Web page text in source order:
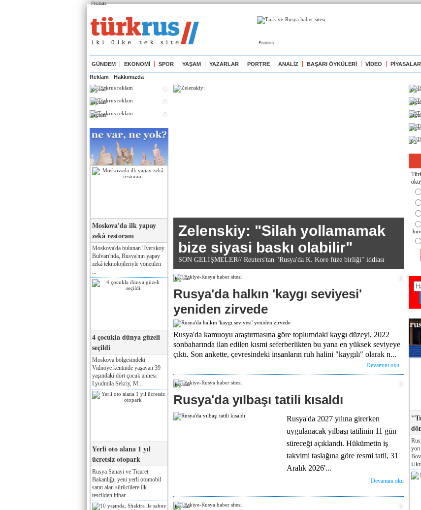
Реклама
Реклама
GÜNDEM EKONOMİ SPOR YAŞAM YAZARLAR PORTRE ANALİZ BAŞARI ÖYKÜLERİ VİDEO PİYASALAR
Reklam Hakkımızda
Реклама
Реклама
Реклама
Moskova'da ilk yapay
zekâ restoranı
Moskova'da bulunan Tverskoy
Bulvarı'nda, Rusya'nın yapay
zekâ teknolojileriyle yönetilen
4 çocukla dünya güzeli
seçildi
Moskova bölgesindeki
Vidnoye kentinde yaşayan 39
yaşındaki dört çocuk annesi
Lyudmila Sekriy, M...
Yerli oto alana 1 yıl
ücretsiz otopark
Rusya Sanayi ve Ticaret
Bakanlığı, yeni yerli otomobil
satın alan sürücülere ilk
tescilden itibar...
Zelenskiy: "Silah yollamamak
bize siyasi baskı olabilir"
SON GELİŞMELER// Reuters'tan "Rusya'da K. Kore füze birliği" iddiası
Реклама
Rusya'da halkın 'kaygı seviyesi'
yeniden zirvede
Rusya'da kamuoyu araştırmasına göre toplumdaki kaygı düzeyi, 2022
sonbaharında ilan edilen kısmi seferberlikten bu yana en yüksek seviyeye
çıktı. Son ankette, çevresindeki insanların ruh halini "kaygılı" olarak n...
Devamını oku...
Реклама
Rusya'da yılbaşı tatili kısaldı
Rusya'da 2027 yılına girerken
uygulanacak yılbaşı tatilinin 11 gün
süreceği açıklandı. Hükümetin iş
takvimi taslağına göre resmi tatil, 31
Aralık 2026'...
Devamını oku
Реклама